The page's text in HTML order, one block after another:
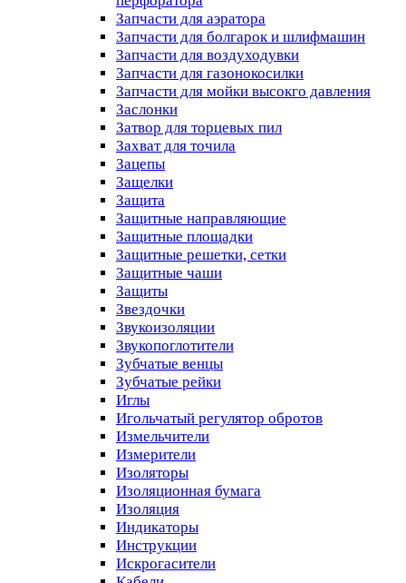
Запчасти для аэратора
Запчасти для болгарок и шлифмашин
Запчасти для воздуходувки
Запчасти для газонокосилки
Запчасти для мойки высокго давления
Заслонки
Затвор для торцевых пил
Захват для точила
Зацепы
Защелки
Защита
Защитные направляющие
Защитные площадки
Защитные решетки, сетки
Защитные чаши
Защиты
Звездочки
Звукоизоляции
Звукопоглотители
Зубчатые венцы
Зубчатые рейки
Иглы
Игольчатый регулятор обротов
Измельчители
Измерители
Изоляторы
Изоляционная бумага
Изоляция
Индикаторы
Инструкции
Искрогасители